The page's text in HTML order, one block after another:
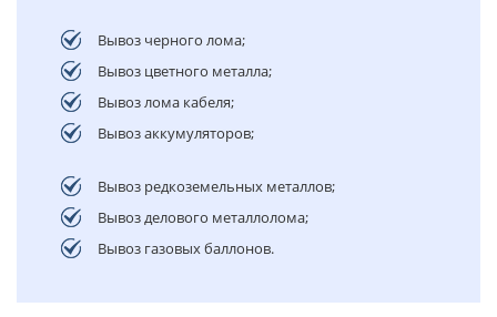
Вывоз черного лома;
Вывоз цветного металла;
Вывоз лома кабеля;
Вывоз аккумуляторов;
Вывоз редкоземельных металлов;
Вывоз делового металлолома;
Вывоз газовых баллонов.